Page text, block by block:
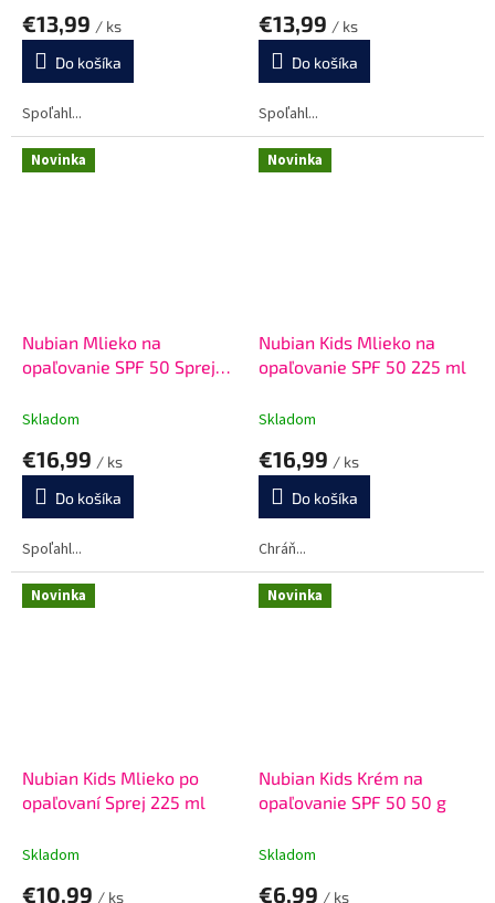
€13,99 / ks
Do košíka
Spoľahl...
€13,99 / ks
Do košíka
Spoľahl...
Novinka
Nubian Mlieko na
opaľovanie SPF 50 Sprej
Skladom
€16,99 / ks
Do košíka
Spoľahl...
Novinka
Nubian Kids Mlieko na
opaľovanie SPF 50 225 ml
Skladom
€16,99 / ks
Do košíka
Chráň...
Novinka
Nubian Kids Mlieko po
opaľovaní Sprej 225 ml
Skladom
€10,99 / ks
Novinka
Nubian Kids Krém na
opaľovanie SPF 50 50 g
Skladom
€6,99 / ks